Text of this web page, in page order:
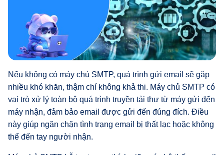
Nếu không có máy chủ SMTP, quá trình gửi email sẽ gặp
nhiều khó khăn, thậm chí không khả thi. Máy chủ SMTP có
vai trò xử lý toàn bộ quá trình truyền tải thư từ máy gửi đến
máy nhận, đảm bảo email được gửi đến đúng đích. Điều
này giúp ngăn chặn tình trạng email bị thất lạc hoặc không
thể đến tay người nhận.